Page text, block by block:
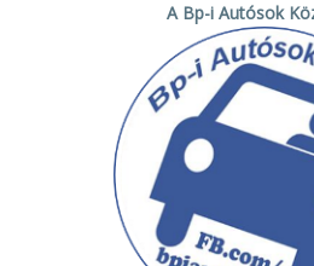
A Bp-i Autósok